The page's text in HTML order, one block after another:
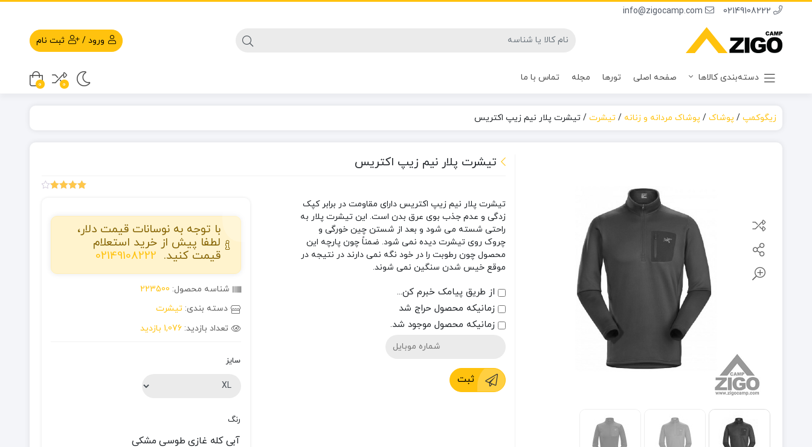
02149108222
info@zigocamp.com
ورود / ثبت نام
دسته‌بندی کالاها صفحه اصلی تورها مجله تماس با ما
0
0
زیگوکمپ/ پوشاک/ پوشاک مردانه و زنانه / تیشرت/ تیشرت پلار نیم زیپ اکتریس
تیشرت پلار نیم زیپ اکتریس
در
امتیازدهی
مشتری
تیشرت پلار نیم زیپ اکتریس دارای مقاومت در برابر کپک
زدگی و عدم جذب بوی عرق بدن است. این تیشرت پلار به
راحتی شسته می شود و بعد از شستن چین خورگی و
چروک روی تیشرت دیده نمی شود. ضمناً چون پارچه این
محصول چون رطوبت را در خود نگه نمی دارند در نتیجه در
موقع خیس شدن سنگین نمی شوند.
از طریق پیامک خبرم کن...
زمانیکه محصول حراج شد
زمانیکه محصول موجود شد.
ثبت
با توجه به نوسانات قیمت دلار،
لطفا پیش از خرید استعلام
قیمت کنید. 02149108222
شناسه محصول: 223500
دسته بندی: تیشرت
تعداد بازدید: 1,076 بازدید
سایز
رنگ
آبی کله غازی طوسی مشکی